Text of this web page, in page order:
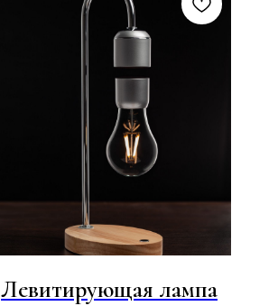
Левитирующая лампа